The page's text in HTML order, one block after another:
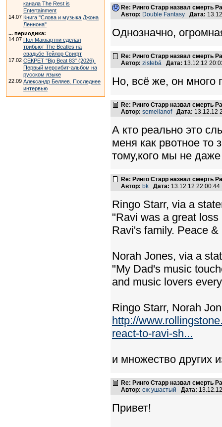
канала The Rest is
Entertainment
14.07 Книга "Слова и музыка Джона
Леннона"
... периодика:
14.07 Пол Маккартни сделал
трибьют The Beatles на
свадьбе Тейлор Свифт
17.02 СЕКРЕТ "Big Beat 83" (2026).
Первый мерсибит-альбом на
русском языке
22.09 Александр Беляев. Последнее
интервью
Re: Ринго Старр назвал смерть
Автор: Double Fantasy Дата:
Однозначно,
Re: Ринго Старр назвал смерть
Автор: zistebá Дата: 13.12.12
Но, всё же, он много
Re: Ринго Старр назвал смерть
Автор: semelianof Дата: 13.12.12
А кто реально это
меня как рвотное то
тому,кого мы не
Re: Ринго Старр назвал смерть
Автор: bk Дата: 13.12.12
Ringo Starr, via a
"Ravi was a great
Ravi's family. Peace
Norah Jones, via a
"My Dad's music
and music lovers
Ringo Starr, Norah
http://
react-to-ravi-sh...
и множество других
Re: Ринго Старр назвал смерть
Автор: еж ушастый Дата:
Привет!